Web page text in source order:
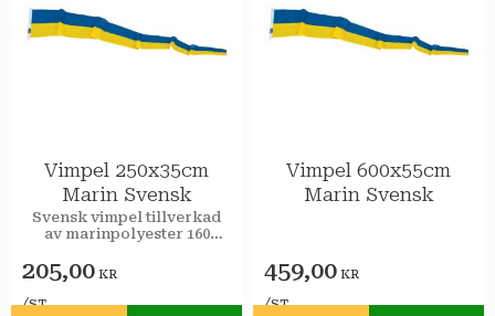
Vimpel 250x35cm
Marin Svensk
​Svensk vimpel tillverkad
av marinpolyester 160
Försedda med 2 st
monterade nylonclips per
205,00 KR
/ST
Vimpel 600x55cm
Marin Svensk
459,00 KR
/ST